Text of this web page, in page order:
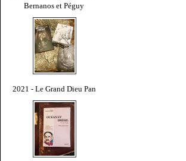
Bernanos et Péguy
2021 - Le Grand Dieu Pan